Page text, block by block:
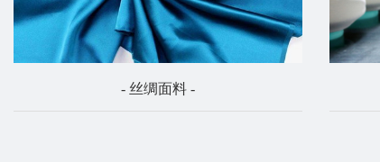
- 丝绸面料 -